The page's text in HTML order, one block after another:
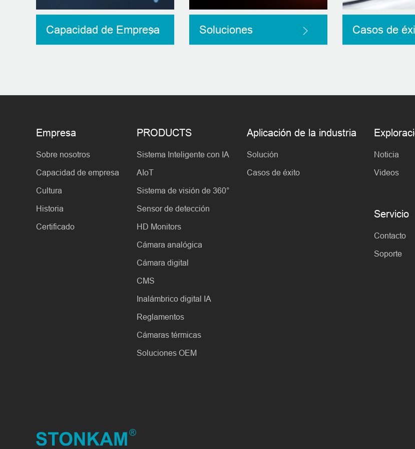
Capacidad de Empresa Soluciones Casos de
Empresa
Sobre nosotros
Capacidad de empresa
Cultura
Historia
Certificado
PRODUCTS
Sistema Inteligente con IA
AIoT
Sistema de visión de 360°
Sensor de detección
HD Monitors
Cámara analógica
Cámara digital
CMS
Inalámbrico digital IA
Reglamentos
Cámaras térmicas
Soluciones OEM
Aplicación de la industria
Solución
Casos de éxito
Noticia
Videos
Servicio
Contacto
Soporte